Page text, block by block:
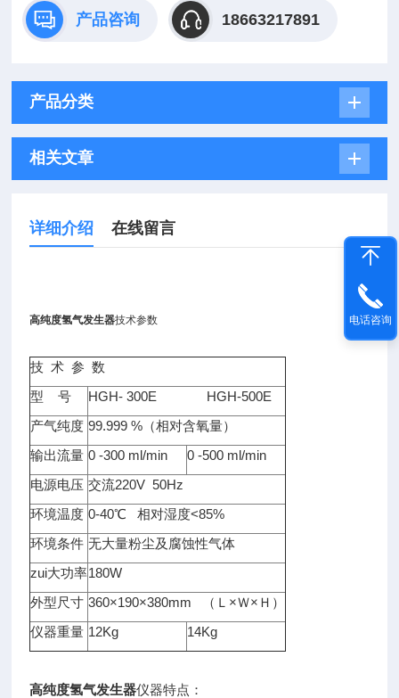
产品咨询 18663217891
产品分类
相关文章
详细介绍 在线留言
高纯度氢气发生器技术参数
技 术 参 数
型 号
HGH- 300E HGH-500E
产气纯度 99.999 %（相对含氧量）
输出流量 0 -300 ml/min
0 -500 ml/min
电源电压 交流220V 50Hz
环境温度 0-40℃ 相对湿度<85%
环境条件 无大量粉尘及腐蚀性气体
zui大功率180W
外型尺寸 360×190×380mm （Ｌ×Ｗ×Ｈ）
仪器重量 12Kg 14Kg
高纯度氢气发生器仪器特点：
电话咨询